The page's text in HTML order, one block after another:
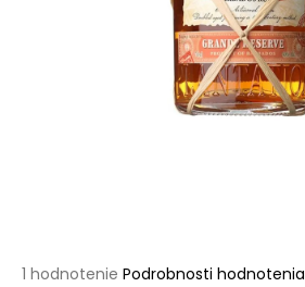
Priemerné
1 hodnotenie Podrobnosti hodnotenia